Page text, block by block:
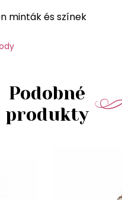
minták és színek
Podobné
produkty